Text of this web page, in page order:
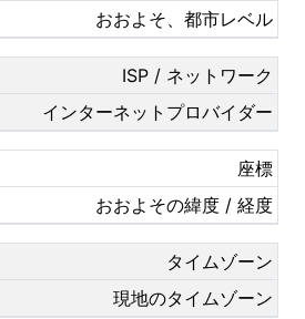
おおよそ、都市レベル
ISP / ネットワーク
インターネットプロバイダー
座標
おおよその緯度 / 経度
タイムゾーン
現地のタイムゾーン